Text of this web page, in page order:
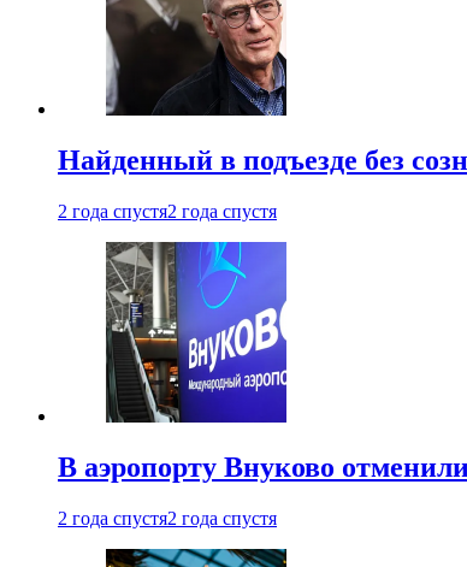
Найденный в подъезде без
2 года спустя2 года спустя
В аэропорту Внуково
2 года спустя2 года спустя